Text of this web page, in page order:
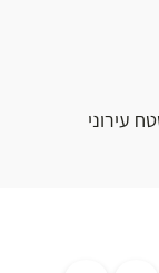
עירוני